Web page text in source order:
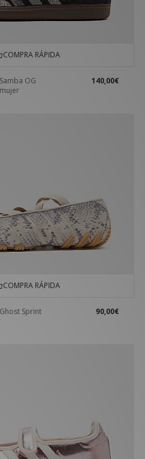
RÁPIDA
OG
140,00€
RÁPIDA
Sprint
90,00€